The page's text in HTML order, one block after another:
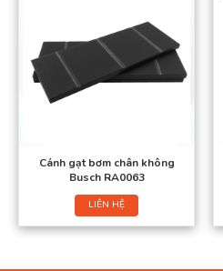
Cánh gạt bơm chân không
Busch RA0063
LIÊN HỆ